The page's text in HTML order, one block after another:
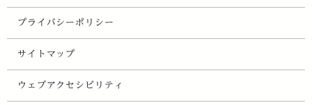
プライバシーポリシー
サイトマップ
ウェブアクセシビリティ